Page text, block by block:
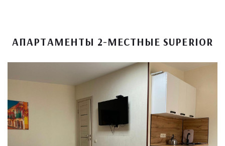
АПАРТАМЕНТЫ 2-МЕСТНЫЕ SUPERIOR